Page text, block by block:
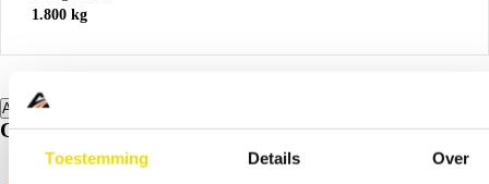
Toestemming Details Over
1.800 kg
Alle specificaties
Opties.